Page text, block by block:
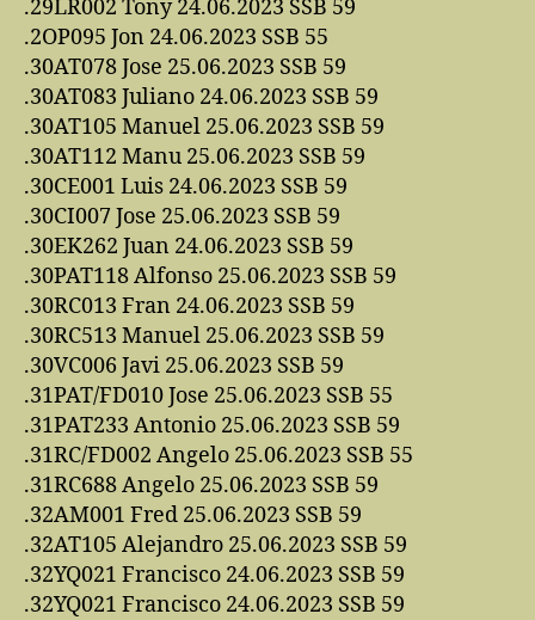
.29LR002 Tony 24.06.2023 SSB 59
.2OP095 Jon 24.06.2023 SSB 55
.30AT078 Jose 25.06.2023 SSB 59
.30AT083 Juliano 24.06.2023 SSB 59
.30AT105 Manuel 25.06.2023 SSB 59
.30AT112 Manu 25.06.2023 SSB 59
.30CE001 Luis 24.06.2023 SSB 59
.30CI007 Jose 25.06.2023 SSB 59
.30EK262 Juan 24.06.2023 SSB 59
.30PAT118 Alfonso 25.06.2023 SSB 59
.30RC013 Fran 24.06.2023 SSB 59
.30RC513 Manuel 25.06.2023 SSB 59
.30VC006 Javi 25.06.2023 SSB 59
.31PAT/FD010 Jose 25.06.2023 SSB 55
.31PAT233 Antonio 25.06.2023 SSB 59
.31RC/FD002 Angelo 25.06.2023 SSB 55
.31RC688 Angelo 25.06.2023 SSB 59
.32AM001 Fred 25.06.2023 SSB 59
.32AT105 Alejandro 25.06.2023 SSB 59
.32YQ021 Francisco 24.06.2023 SSB 59
.32YQ021 Francisco 24.06.2023 SSB 59